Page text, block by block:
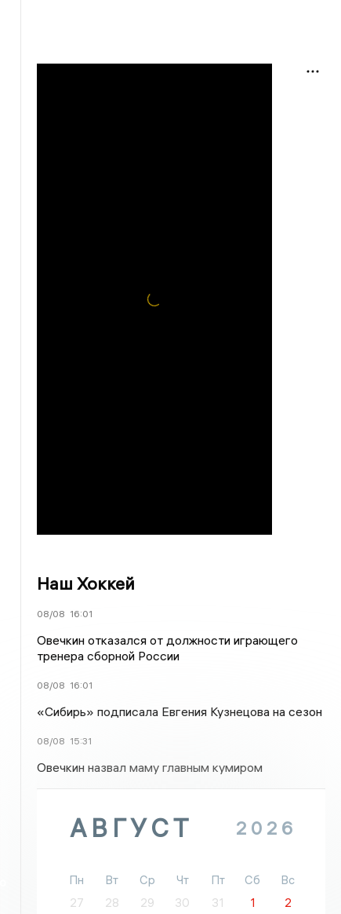
Наш Хоккей
08/08 16:01
Овечкин отказался от должности играющего
тренера сборной России
08/08 16:01
«Сибирь» подписала Евгения Кузнецова на сезон
08/08 15:31
Овечкин назвал маму главным кумиром
АВГУСТ 2026
Пн Вт Ср Чт Пт Сб
Вс
27
28 29 30 31 1
2